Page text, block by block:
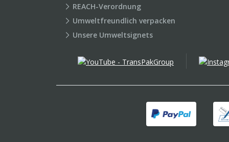
REACH-Verordnung
Umweltfreundlich verpacken
Unsere Umweltsignets